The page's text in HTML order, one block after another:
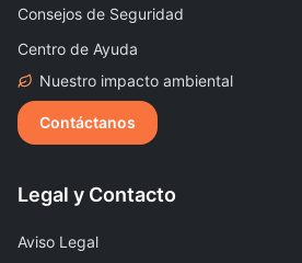
Consejos de Seguridad
Centro de Ayuda
Nuestro impacto ambiental
Contáctanos
Legal y Contacto
Aviso Legal